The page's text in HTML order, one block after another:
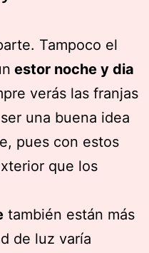
Tampoco el
estor noche y dia
verás las franjas
una buena idea
pues con estos
que los
también están más
de luz varía